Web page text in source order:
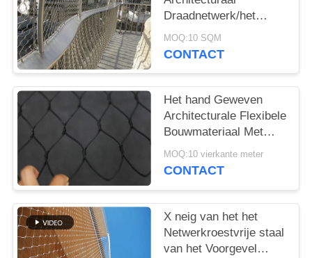
Draadnetwerk/het
Netwerk van de
Roestvrij staalkabel
MOQ:10 SQM
CONTACT
Het hand Geweven
Architecturale Flexibele
Bouwmateriaal Met
grote trekspanning van
het Draadnetwerk
MOQ:10 vierkante meter
CONTACT
X neig van het het
Netwerkroestvrije staal
van het Voorgevel